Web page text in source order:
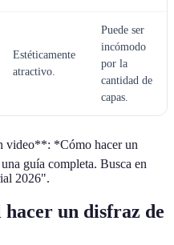
Estéticamente
atractivo.
Puede ser
incómodo
por la
cantidad de
capas.
video**: *Cómo hacer un
guía completa. Busca en
2026".
un disfraz de